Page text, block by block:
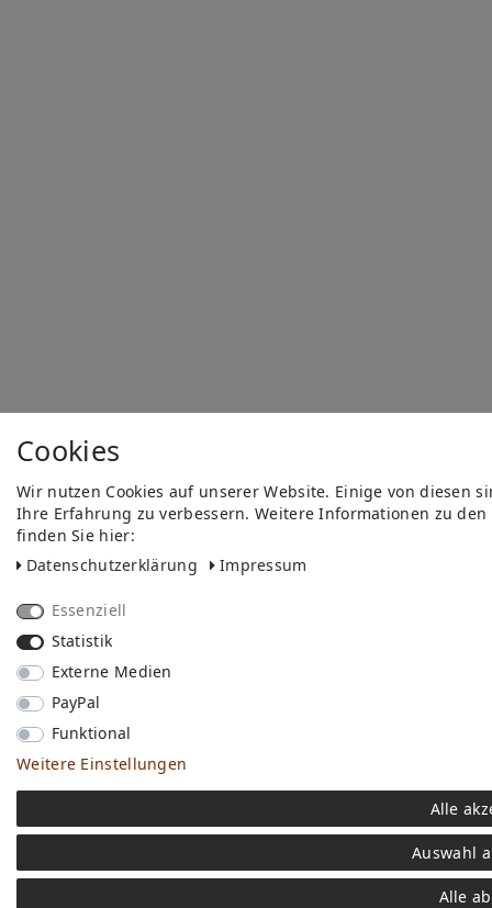
Cookies
Wir nutzen Cookies auf unserer Website. Einige von diesen
Ihre Erfahrung zu verbessern. Weitere Informationen zu
finden Sie hier:
Daten­schutz­erklärung
Impressum
Essenziell
Statistik
Externe Medien
PayPal
Funktional
Weitere Einstellungen
Alle
Auswahl
Alle